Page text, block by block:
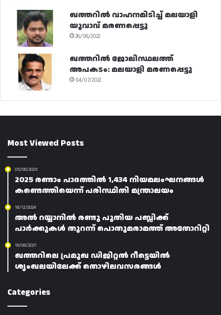
ഖത്തറിൽ വാഹനമിടിച്ച് മലയാളി
യുവാവ് മരണപ്പെട്ടു
26/06/2022
ഖത്തറിൽ ജോലിസ്ഥലത്ത്
അപകടം: മലയാളി മരണപ്പെട്ടു
04/07/2022
Most Viewed Posts
05/08/2025
2025 രണ്ടാം പാദത്തിൽ 1,434 നിയമലംഘനങ്ങൾ
കണ്ടെത്തിയെന്ന് പരിസ്ഥിതി മന്ത്രാലയം
18/12/2024
അൽ റയ്യാനിൽ രണ്ടു പുതിയ പബ്ലിക്ക്
പാർക്കുകൾ തുറന്ന് പൊതുമരാമത്ത് അതോറിറ്റി
18/08/2021
ഖത്തറിലെ പ്രമുഖ ഡിജിറ്റൽ റീട്ടെയിൽ
ശൃംഖലയിലേക്ക് തൊഴിലവസരങ്ങൾ
Categories